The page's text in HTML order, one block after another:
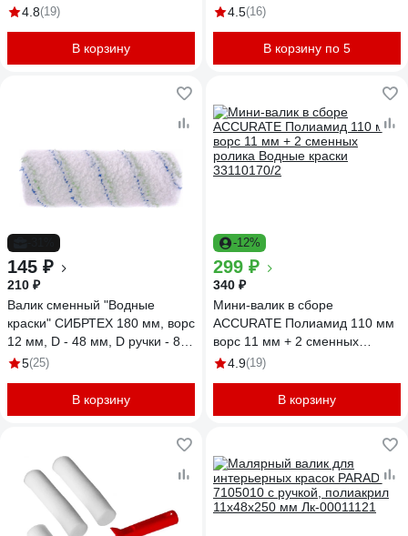
полиэстер 80136
4.8(19)
В корзину
Мастер 553 00 110
4.5(16)
В корзину по 5
145 ₽
210 ₽
Валик сменный "Водные
краски" СИБРТЕХ 180 мм, ворс
12 мм, D - 48 мм, D ручки - 8
мм, полиэстер 80138
5(25)
В корзину
-12%
299 ₽
340 ₽
Мини-валик в сборе
ACCURATE Полиамид 110 мм
ворс 11 мм + 2 сменных
ролика Водные краски
4.9(19)
В корзину